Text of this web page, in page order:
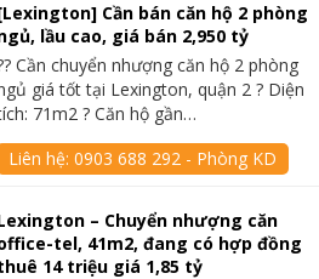
Cần bán căn hộ 2 phòng
lầu cao, giá bán 2,950 tỷ
Cần chuyển nhượng căn hộ 2 phòng
giá tốt tại Lexington, quận 2 ? Diện
71m2 ? Căn hộ gần…
Liên hệ:0903 688 292 - Phòng KD
– Chuyển nhượng căn
tel, 41m2, đang có hợp đồng
14 triệu giá 1,85 tỷ